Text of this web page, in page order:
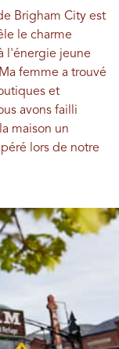
Brigham City est
le charme
l'énergie jeune
femme a trouvé
et
avons failli
maison un
lors de notre